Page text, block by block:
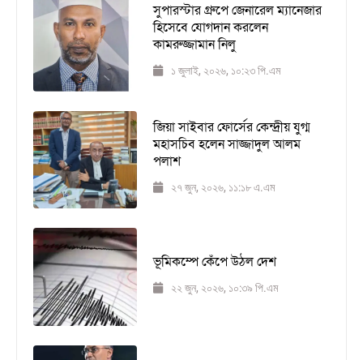
সুপারস্টার গ্রুপে জেনারেল ম্যানেজার
হিসেবে যোগদান করলেন
কামরুজ্জামান নিলু
১ জুলাই, ২০২৬, ১০:২৩ পি.এম
জিয়া সাইবার ফোর্সের কেন্দ্রীয় যুগ্ম
মহাসচিব হলেন সাজ্জাদুল আলম
পলাশ
২৭ জুন, ২০২৬, ১১:১৮ এ.এম
ভূমিকম্পে কেঁপে উঠল দেশ
২২ জুন, ২০২৬, ১০:৩৯ পি.এম